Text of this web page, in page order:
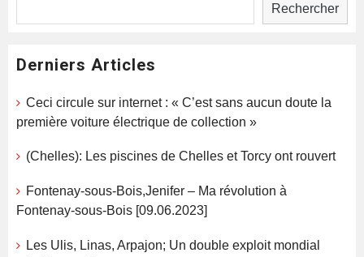
Rechercher
Derniers Articles
Ceci circule sur internet : « C’est sans aucun doute la
première voiture électrique de collection »
(Chelles): Les piscines de Chelles et Torcy ont rouvert
Fontenay-sous-Bois,Jenifer – Ma révolution à
Fontenay-sous-Bois [09.06.2023]
Les Ulis, Linas, Arpajon; Un double exploit mondial